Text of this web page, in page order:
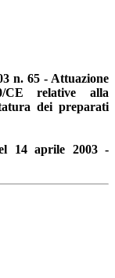
n. 65 - Attuazione
CE relative alla
dei preparati
14 aprile 2003 -